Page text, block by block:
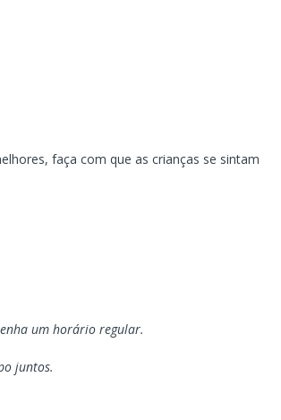
faça com que as crianças se sintam
um horário regular.
juntos.